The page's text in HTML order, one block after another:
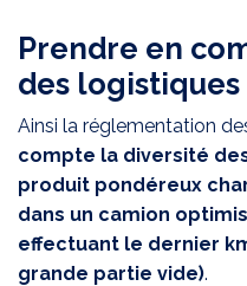
Prendre en
des
Ainsi la réglementation
compte la diversité
produit pondéreux
dans un camion
effectuant le dernier
grande partie vide).